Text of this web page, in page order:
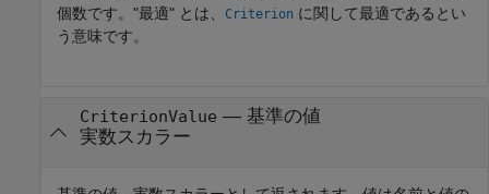
個数です。"最適" とは、
Criterion に関して最適であるとい
う意味です。
CriterionValue — 基準の値
実数スカラー